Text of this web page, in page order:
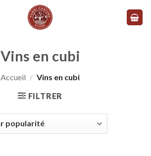
Vins en cubi
Accueil / Vins en cubi
FILTRER